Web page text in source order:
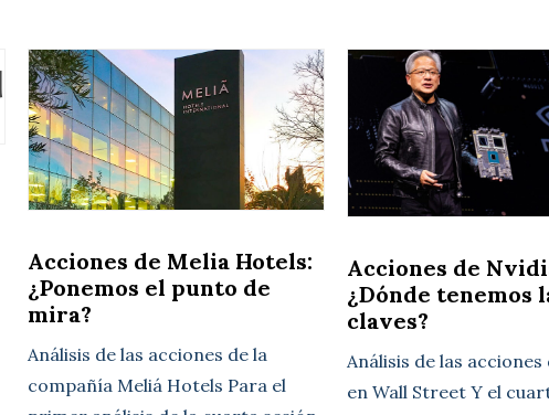
Acciones de Melia Hotels:
¿Ponemos el punto de
mira?
Análisis de las acciones de la
compañía Meliá Hotels Para el
Acciones de
¿Dónde tenemos
claves?
Análisis de las acciones
en Wall Street Y el